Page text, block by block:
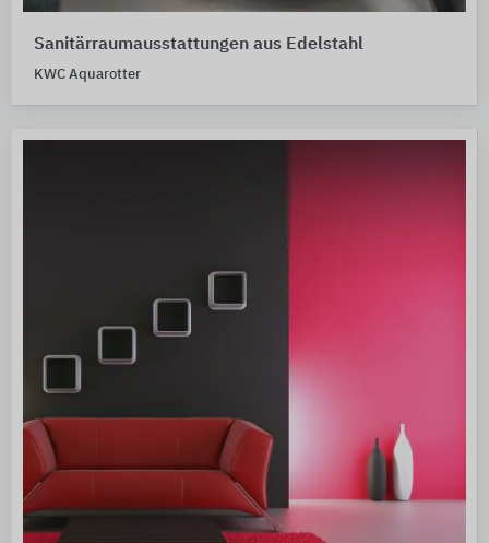
Sanitärraumausstattungen aus Edelstahl
KWC Aquarotter